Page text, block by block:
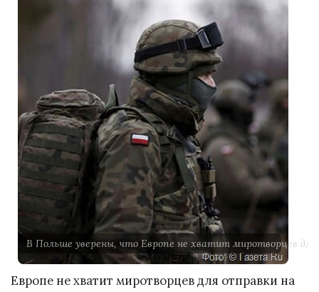
В Польше уверены, что Европе не хватит миротворцев
Европе не хватит миротворцев для отправки на